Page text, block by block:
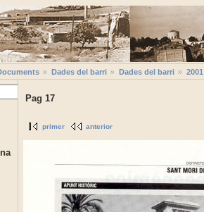
Dades del barri Dades del barri
Pag 17
primer anterior